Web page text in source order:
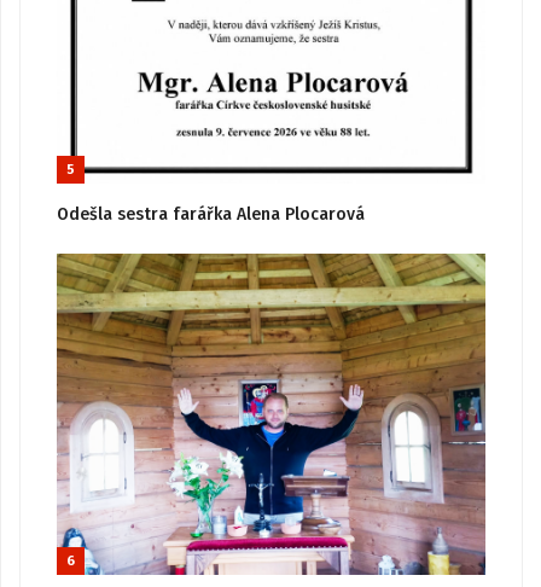
5
Odešla sestra farářka Alena Plocarová
6